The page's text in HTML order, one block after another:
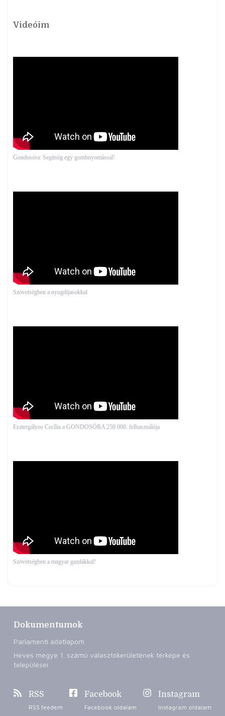
Videóim
Gondosóra: Segítség egy gombnyomással!
Szövetségben a nyugdíjasokkal
Esztergályos Cecília a GONDOSÓRA 250 000. felhasználója
Szövetségben a magyar gazdákkal!
Dokumentumok
Parlamenti adatlapom
Heves megye 1. számú választókerületének térképe és
települései
RSS
RSS feedem
Facebook
Facebook oldalam
Instagram
Instagram oldalam